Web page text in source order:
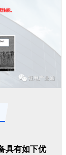
具有如下优